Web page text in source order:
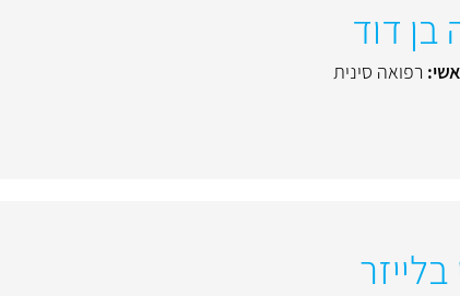
בן דוד
רפואה סינית
בלייזר